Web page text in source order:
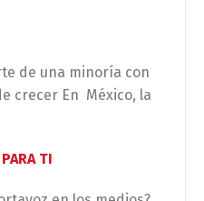
de una minoría con
crecer En México, la
TI